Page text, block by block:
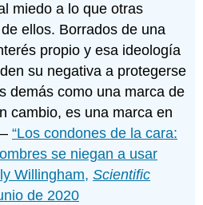
miedo a lo que otras
ellos. Borrados de una
propio y esa ideología
su negativa a protegerse
demás como una marca de
cambio, es una marca en
—“Los condones de la cara:
se niegan a usar
Willingham, Scientific
de 2020